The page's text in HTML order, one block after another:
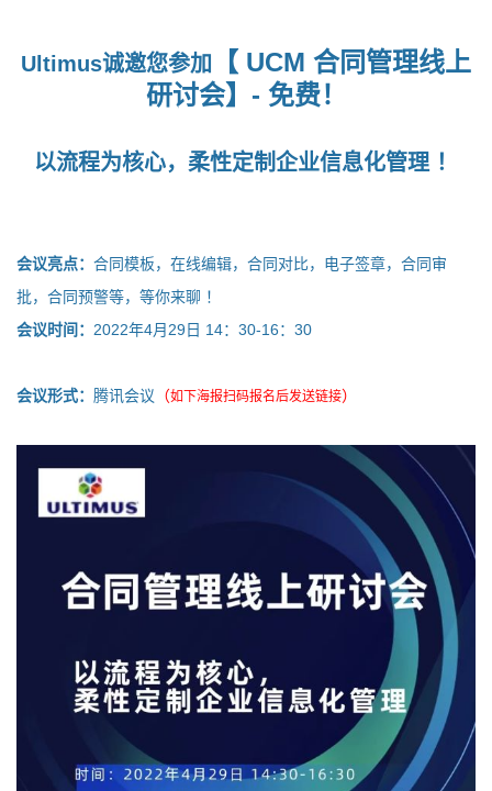
Ultimus诚邀您参加 【 UCM 合同管理线上
研讨会】 - 免费！
以流程为核心，柔性定制企业信息化管理 ！
会议亮点： 合同模板，在线编辑，合同对比，电子签章，合同审
批，合同预警等，等你来聊 ！
会议时间： 2022年4月 29日 14： 30-16： 30
会议形式： 腾讯会议 （如下海报扫码报名后发送链接）